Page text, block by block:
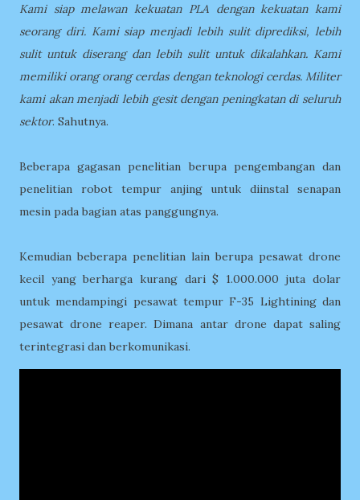
Kami siap melawan kekuatan PLA dengan kekuatan kami
seorang diri. Kami siap menjadi lebih sulit diprediksi, lebih
sulit untuk diserang dan lebih sulit untuk dikalahkan. Kami
memiliki orang orang cerdas dengan teknologi cerdas. Militer
kami akan menjadi lebih gesit dengan peningkatan di seluruh
sektor. Sahutnya.
Beberapa gagasan penelitian berupa pengembangan dan
penelitian robot tempur anjing untuk diinstal senapan
mesin pada bagian atas panggungnya.
Kemudian beberapa penelitian lain berupa pesawat drone
kecil yang berharga kurang dari $ 1.000.000 juta dolar
untuk mendampingi pesawat tempur F-35 Lightining dan
pesawat drone reaper. Dimana antar drone dapat saling
terintegrasi dan berkomunikasi.